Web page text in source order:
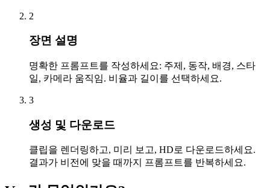
2
장면 설명
명확한 프롬프트를 작성하세요: 주제, 동작, 배경, 스타
일, 카메라 움직임. 비율과 길이를 선택하세요.
3
생성 및 다운로드
클립을 렌더링하고, 미리 보고, HD로 다운로드하세요.
결과가 비전에 맞을 때까지 프롬프트를 반복하세요.